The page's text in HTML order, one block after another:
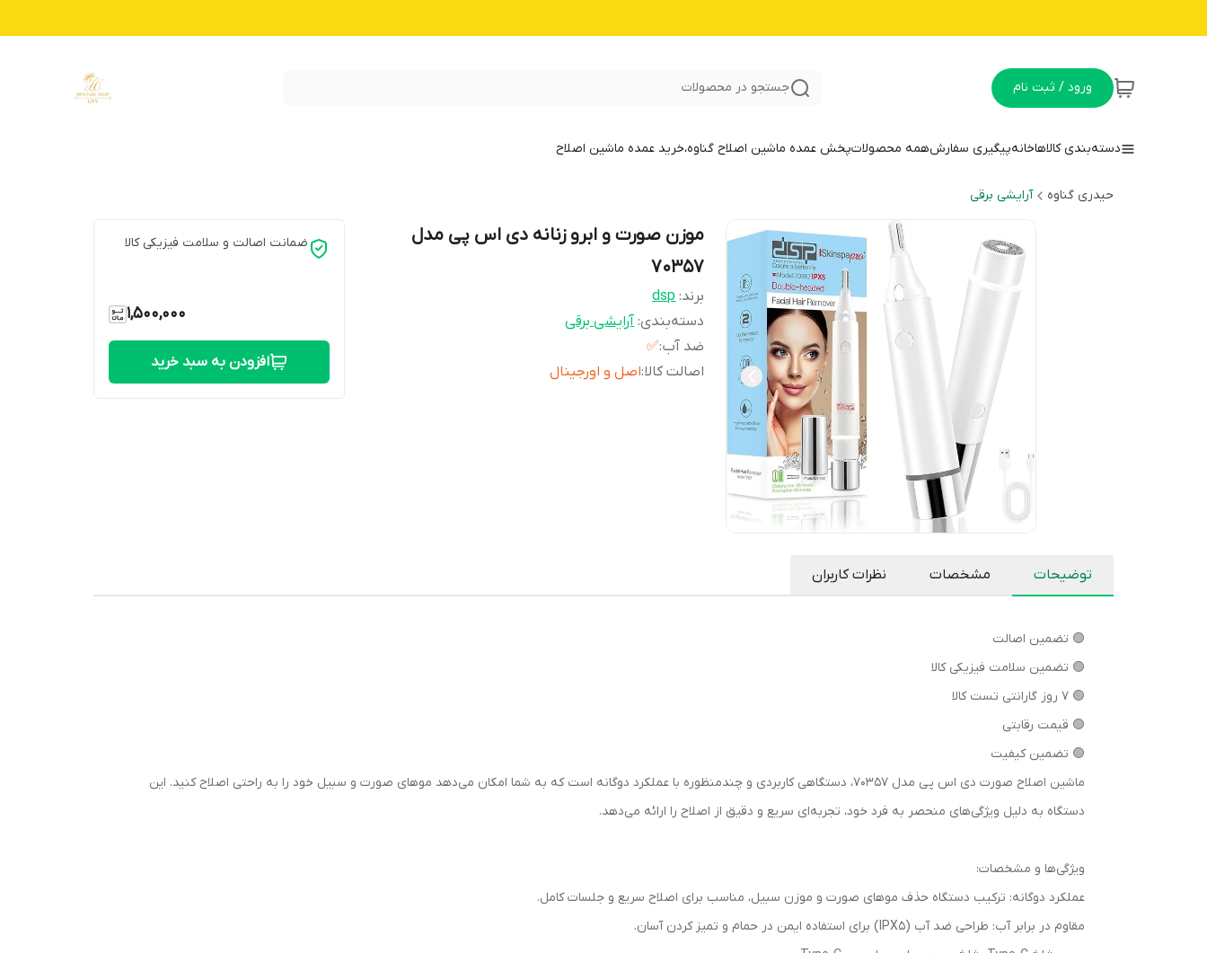
ورود / ثبت نام جستجو در محصولات
دسته‌بندی کالاهاخانهپیگیری سفارشهمه محصولاتپخش عمده ماشین اصلاح گناوه،خرید عمده ماشین اصلاح
حیدری گناوه آرایشی برقی
موزن صورت و ابرو زنانه دی اس پی مدل
70357
برند: dsp
دسته‌بندی:آرایشی برقی
ضد آب:
✅️
اصالت کالا:اصل و اورجینال
ضمانت اصالت و سلامت فیزیکی کالا
1,500,000
افزودن به سبد خرید
توضیحات مشخصات نظرات کاربران
🟢 تضمین اصالت
🟢 تضمین سلامت فیزیکی کالا
🟢 7 روز گارانتی تست کالا
🟢 قیمت رقابتی
🟢 تضمین کیفیت
ماشین اصلاح صورت دی اس پی مدل 70357، دستگاهی کاربردی و چندمنظوره با عملکرد دوگانه است که به شما امکان می‌دهد موهای صورت و سبیل خود را به راحتی اصلاح کنید. این
دستگاه به دلیل ویژگی‌های منحصر به فرد خود، تجربه‌ای سریع و دقیق از اصلاح را ارائه می‌دهد.
ویژگی‌ها و مشخصات:
عملکرد دوگانه: ترکیب دستگاه حذف موهای صورت و موزن سبیل، مناسب برای اصلاح سریع و جلسات کامل.
مقاوم در برابر آب: طراحی ضد آب (IPX5) برای استفاده ایمن در حمام و تمیز کردن آسان.